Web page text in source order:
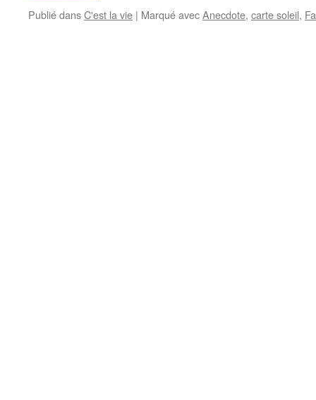
Publié dansC'est la vie | Marqué avecAnecdote, carte soleil,